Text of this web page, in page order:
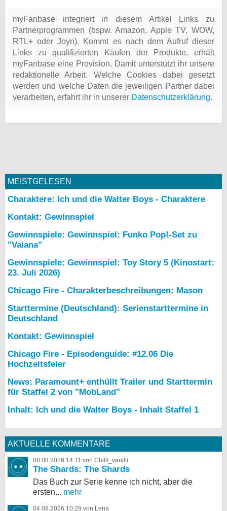
myFanbase integriert in diesem Artikel Links zu
Partnerprogrammen (bspw. Amazon, Apple TV, WOW,
RTL+ oder Joyn). Kommt es nach dem Aufruf dieser
Links zu qualifizierten Käufen der Produkte, erhält
myFanbase eine Provision. Damit unterstützt ihr unsere
redaktionelle Arbeit. Welche Cookies dabei gesetzt
werden und welche Daten die jeweiligen Partner dabei
verarbeiten, erfahrt ihr in unserer Datenschutzerklärung.
MEISTGELESEN
Charaktere: Ich und die Walter Boys - Charaktere
Kontakt: Gewinnspiel
Gewinnspiele: Gewinnspiel: Funko Pop!-Set zu
"Vaiana"
Gewinnspiele: Gewinnspiel: Toy Story 5 (Kinostart:
23. Juli 2026)
Chicago Fire - Charakterbeschreibungen: Mason
Starttermine (Deutschland): Serienstarttermine in
Deutschland
Kontakt: Gewinnspiel
Chicago Fire - Episodenguide: #12.06 Die
Hochzeitsfeier
News: Paramount+ enthüllt Trailer und Starttermin
für Staffel 2 von "MobLand"
Inhalt: Ich und die Walter Boys - Inhalt Staffel 1
AKTUELLE KOMMENTARE
08.08.2026 14:11 von Chilli_vanilli
The Shards: The Shards
Das Buch zur Serie kenne ich nicht, aber die
ersten... mehr
04.08.2026 10:29 von Lena